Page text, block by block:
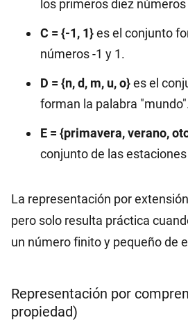
los primeros diez
C = {-1, 1}es el conjunto
números -1 y 1.
D = {n, d, m, u, o}es el
forman la palabra
E = {primavera, verano,
conjunto de las
La representación por
pero solo resulta práctica
un número finito y pequeño de
Representación por
propiedad)